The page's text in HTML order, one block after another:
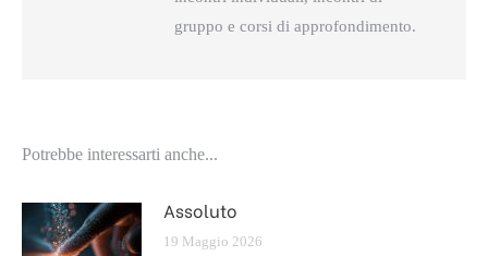
gruppo e corsi di approfondimento.
Potrebbe interessarti anche...
Assoluto
19 Maggio 2026